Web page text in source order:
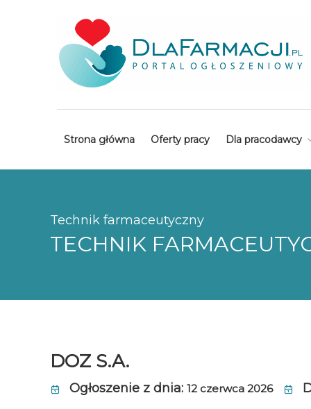
Strona główna Oferty pracy Dla pracodawcy
Technik farmaceutyczny
TECHNIK
DOZ S.A.
Ogłoszenie z dnia: 12 czerwca 2026